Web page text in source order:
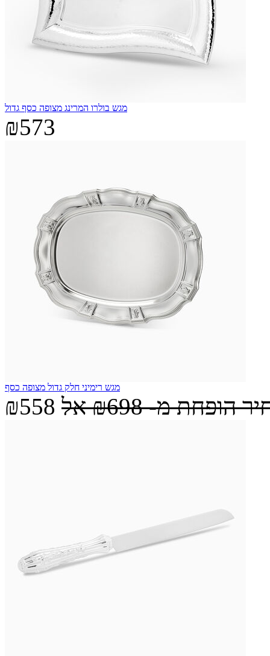
מגש בולרו המרינג מצופה כסף גדול
₪573
מגש רימיני חלק גדול מצופה כסף
₪558 הופחת מ-₪698 אל